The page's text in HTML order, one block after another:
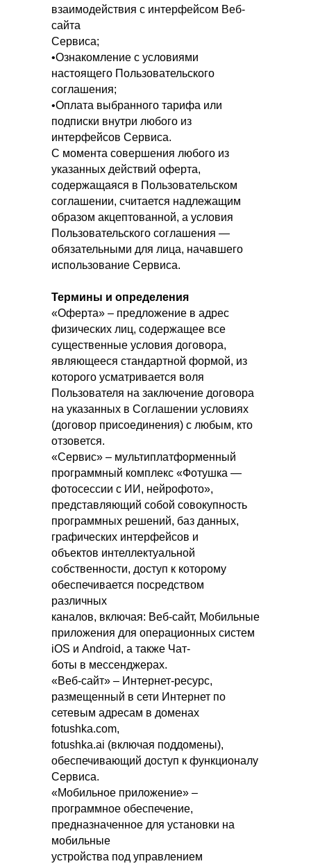
взаимодействия с интерфейсом Веб-
сайта
Сервиса;
•Ознакомление с условиями
настоящего Пользовательского
соглашения;
•Оплата выбранного тарифа или
подписки внутри любого из
интерфейсов Сервиса.
С момента совершения любого из
указанных действий оферта,
содержащаяся в Пользовательском
соглашении, считается надлежащим
образом акцептованной, а условия
Пользовательского соглашения —
обязательными для лица, начавшего
использование Сервиса.
Термины и определения
«Оферта» – предложение в адрес
физических лиц, содержащее все
существенные условия договора,
являющееся стандартной формой, из
которого усматривается воля
Пользователя на заключение договора
на указанных в Соглашении условиях
(договор присоединения) с любым, кто
отзовется.
«Сервис» – мультиплатформенный
программный комплекс «Фотушка —
фотосессии с ИИ, нейрофото»,
представляющий собой совокупность
программных решений, баз данных,
графических интерфейсов и
объектов интеллектуальной
собственности, доступ к которому
обеспечивается посредством
различных
каналов, включая: Веб-сайт, Мобильные
приложения для операционных систем
iOS и Android, а также Чат-
боты в мессенджерах.
«Веб-сайт» – Интернет-ресурс,
размещенный в сети Интернет по
сетевым адресам в доменах
fotushka.com,
fotushka.ai (включая поддомены),
обеспечивающий доступ к функционалу
Сервиса.
«Мобильное приложение» –
программное обеспечение,
предназначенное для установки на
мобильные
устройства под управлением